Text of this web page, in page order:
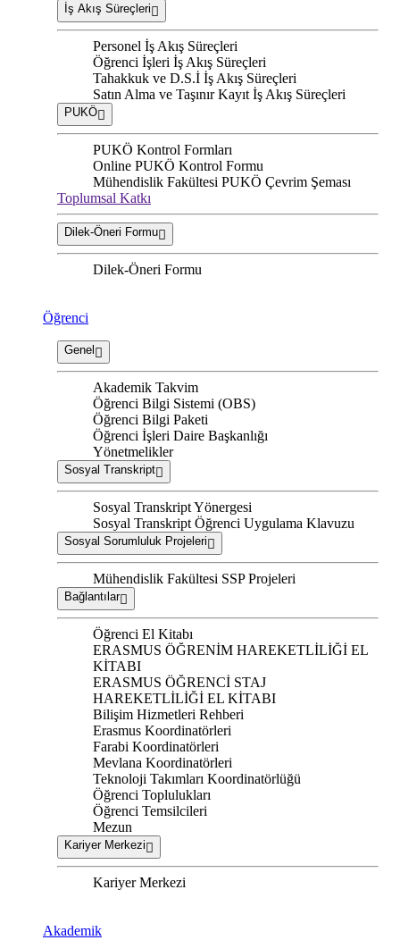
İş Akış Süreçleri
Personel İş Akış Süreçleri
Öğrenci İşleri İş Akış Süreçleri
Tahakkuk ve D.S.İ İş Akış Süreçleri
Satın Alma ve Taşınır Kayıt İş Akış Süreçleri
PUKÖ
PUKÖ Kontrol Formları
Online PUKÖ Kontrol Formu
Mühendislik Fakültesi PUKÖ Çevrim Şeması
Toplumsal Katkı
Dilek-Öneri Formu
Dilek-Öneri Formu
Öğrenci
Genel
Akademik Takvim
Öğrenci Bilgi Sistemi (OBS)
Öğrenci Bilgi Paketi
Öğrenci İşleri Daire Başkanlığı
Yönetmelikler
Sosyal Transkript
Sosyal Transkript Yönergesi
Sosyal Transkript Öğrenci Uygulama Klavuzu
Sosyal Sorumluluk Projeleri
Mühendislik Fakültesi SSP Projeleri
Bağlantılar
Öğrenci El Kitabı
ERASMUS ÖĞRENİM HAREKETLİLİĞİ EL
KİTABI
ERASMUS ÖĞRENCİ STAJ
HAREKETLİLİĞİ EL KİTABI
Bilişim Hizmetleri Rehberi
Erasmus Koordinatörleri
Farabi Koordinatörleri
Mevlana Koordinatörleri
Teknoloji Takımları Koordinatörlüğü
Öğrenci Toplulukları
Öğrenci Temsilcileri
Mezun
Kariyer Merkezi
Kariyer Merkezi
Akademik